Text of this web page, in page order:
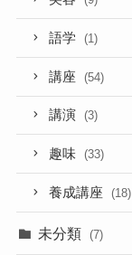
語学 (1)
講座 (54)
講演 (3)
趣味 (33)
養成講座 (18)
未分類 (7)